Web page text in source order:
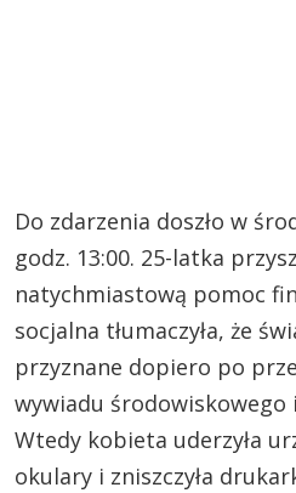
Do zdarzenia doszło w
godz. 13:00. 25-latka
natychmiastową pomoc
socjalna tłumaczyła, że
przyznane dopiero po
wywiadu środowiskowego
Wtedy kobieta uderzyła
okulary i zniszczyła